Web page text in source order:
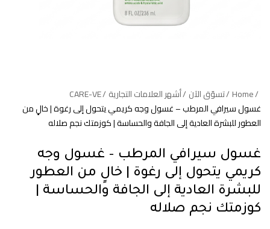
Home تسوّق الآن أشهر العلامات التجارية CARE-VE
غسول سيرافي المرطب – غسول وجه كريمي يتحول إلى رغوة | خالٍ من
العطور للبشرة العادية إلى الجافة والحساسة | كوزمتك نجم صلاله
غسول سيرافي المرطب – غسول وجه
كريمي يتحول إلى رغوة | خالٍ من العطور
للبشرة العادية إلى الجافة والحساسة |
كوزمتك نجم صلاله